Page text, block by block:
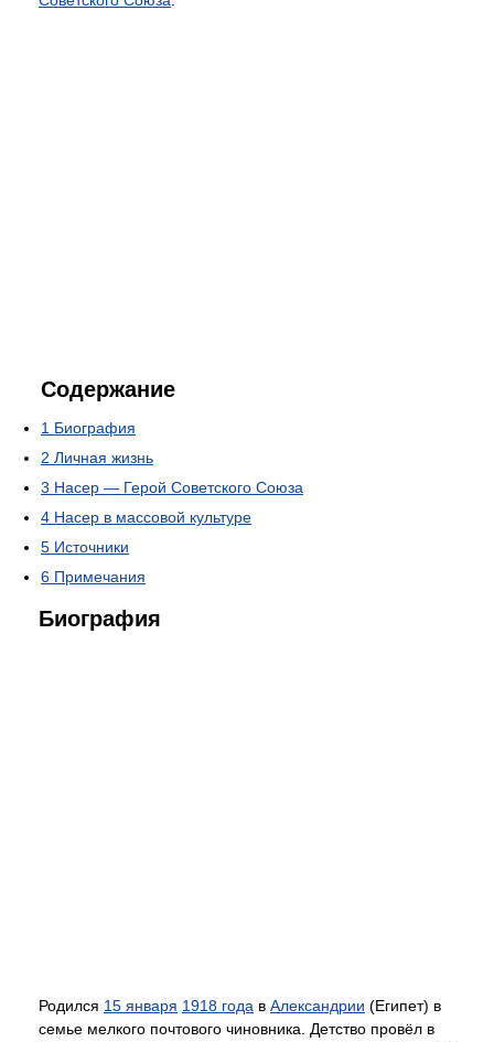
Содержание
1 Биография
2 Личная жизнь
3 Насер — Герой Советского Союза
4 Насер в массовой культуре
5 Источники
6 Примечания
Биография
Родился 15 января 1918 года в Александрии (Египет) в
семье мелкого почтового чиновника. Детство провёл в